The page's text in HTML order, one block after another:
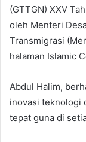
(GTTGN) XXV
oleh Menteri
Transmigrasi
halaman Islamic
Abdul Halim,
inovasi teknologi
tepat guna di